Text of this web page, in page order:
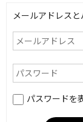
メールアドレスと
パスワードを